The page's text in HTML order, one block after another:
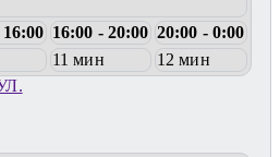
16:00 - 20:00 20:00 - 0:00
11 мин
12 мин